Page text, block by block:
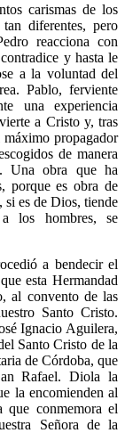
carismas de los
diferentes, pero
reacciona con
y hasta le
a la voluntad del
Pablo, ferviente
una experiencia
a Cristo y, tras
propagador
de manera
Una obra que ha
porque es obra de
es de Dios, tiende
los hombres, se
a bendecir el
esta Hermandad
al convento de las
Santo Cristo.
Ignacio Aguilera,
Santo Cristo de la
de Córdoba, que
Rafael. Diola la
la encomienden al
que conmemora el
Señora de la